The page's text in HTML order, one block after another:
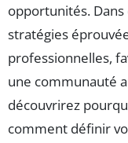
opportunités.
stratégies
professionnelles,
une communauté
découvrirez
comment définir